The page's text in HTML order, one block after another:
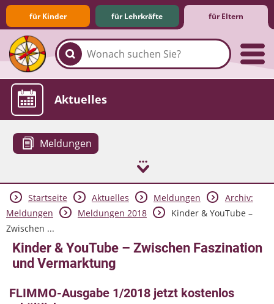
für Kinder für Lehrkräfte für Eltern
Familie & Medien
Spieletipps & Lernsoftware
Die Jüngsten im Netz
Lexikon
Aktuelles
Meldungen
Startseite Aktuelles Meldungen
Archiv:
Meldungen
Meldungen 2018
Kinder & YouTube –
Zwischen ...
Kinder & YouTube – Zwischen Faszination
und Vermarktung
FLIMMO-Ausgabe 1/2018 jetzt kostenlos